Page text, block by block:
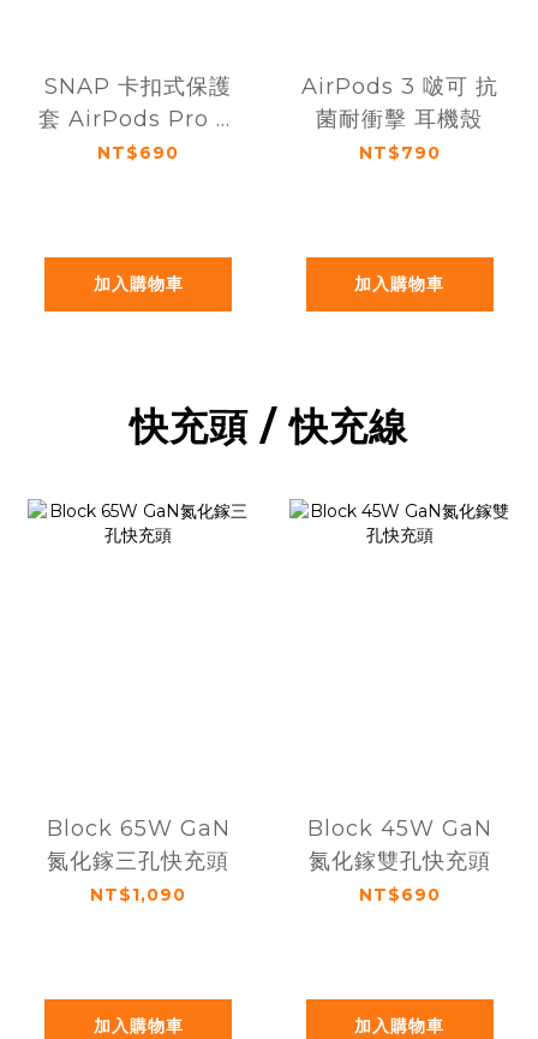
SNAP 卡扣式保護
套 AirPods Pro 第
3代
NT$690
加入購物車
AirPods 3 啵可 抗
菌耐衝擊 耳機殼
NT$790
加入購物車
快充頭 / 快充線
Block 65W GaN
氮化鎵三孔快充頭
NT$1,090
加入購物車
Block 45W GaN
氮化鎵雙孔快充頭
NT$690
加入購物車